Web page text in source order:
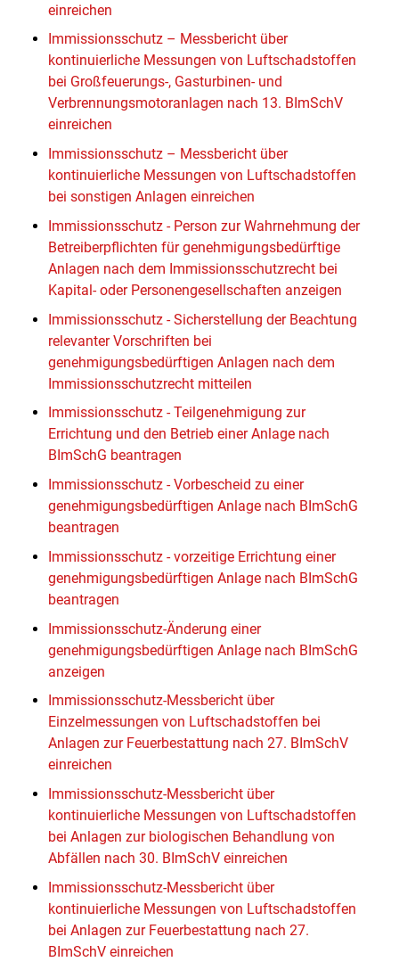
einreichen
Immissionsschutz – Messbericht über
kontinuierliche Messungen von Luftschadstoffen
bei Großfeuerungs-, Gasturbinen- und
Verbrennungsmotoranlagen nach 13. BImSchV
einreichen
Immissionsschutz – Messbericht über
kontinuierliche Messungen von Luftschadstoffen
bei sonstigen Anlagen einreichen
Immissionsschutz - Person zur Wahrnehmung der
Betreiberpflichten für genehmigungsbedürftige
Anlagen nach dem Immissionsschutzrecht bei
Kapital- oder Personengesellschaften anzeigen
Immissionsschutz - Sicherstellung der Beachtung
relevanter Vorschriften bei
genehmigungsbedürftigen Anlagen nach dem
Immissionsschutzrecht mitteilen
Immissionsschutz - Teilgenehmigung zur
Errichtung und den Betrieb einer Anlage nach
BImSchG beantragen
Immissionsschutz - Vorbescheid zu einer
genehmigungsbedürftigen Anlage nach BImSchG
beantragen
Immissionsschutz - vorzeitige Errichtung einer
genehmigungsbedürftigen Anlage nach BImSchG
beantragen
Immissionsschutz-Änderung einer
genehmigungsbedürftigen Anlage nach BImSchG
anzeigen
Immissionsschutz-Messbericht über
Einzelmessungen von Luftschadstoffen bei
Anlagen zur Feuerbestattung nach 27. BImSchV
einreichen
Immissionsschutz-Messbericht über
kontinuierliche Messungen von Luftschadstoffen
bei Anlagen zur biologischen Behandlung von
Abfällen nach 30. BImSchV einreichen
Immissionsschutz-Messbericht über
kontinuierliche Messungen von Luftschadstoffen
bei Anlagen zur Feuerbestattung nach 27.
BImSchV einreichen